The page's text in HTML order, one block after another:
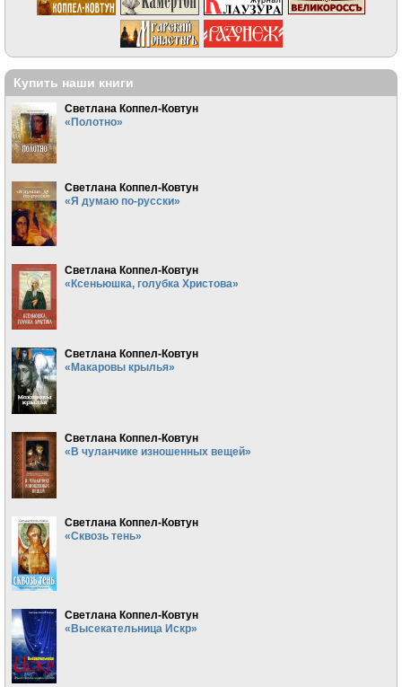
Купить наши книги
Светлана Коппел-Ковтун
«Полотно»
Светлана Коппел-Ковтун
«Я думаю по-русски»
Светлана Коппел-Ковтун
«Ксеньюшка, голубка Христова»
Светлана Коппел-Ковтун
«Макаровы крылья»
Светлана Коппел-Ковтун
«В чуланчике изношенных вещей»
Светлана Коппел-Ковтун
«Сквозь тень»
Светлана Коппел-Ковтун
«Высекательница Искр»